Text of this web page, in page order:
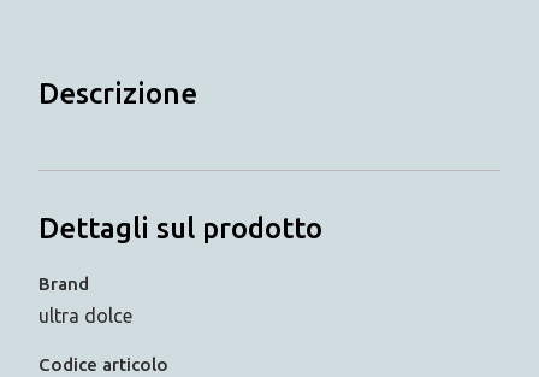
Descrizione
Dettagli sul prodotto
Brand
ultra dolce
Codice articolo